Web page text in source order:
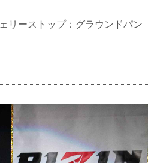
リーストップ：グラウンドパン